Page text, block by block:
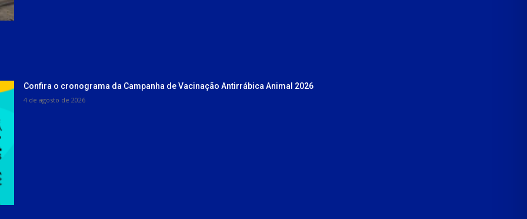
Confira o cronograma da Campanha de Vacinação Antirrábica Animal 2026
4 de agosto de 2026